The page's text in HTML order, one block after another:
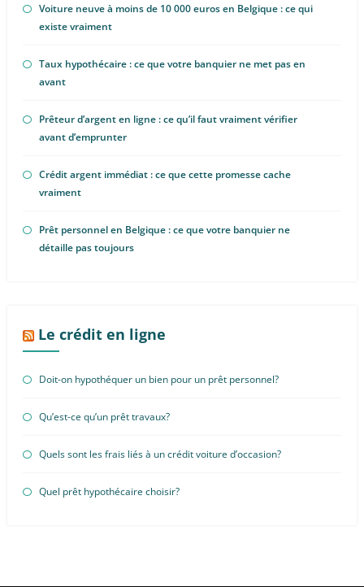
Voiture neuve à moins de 10 000 euros en Belgique : ce qui
existe vraiment
Taux hypothécaire : ce que votre banquier ne met pas en
avant
Prêteur d’argent en ligne : ce qu’il faut vraiment vérifier
avant d’emprunter
Crédit argent immédiat : ce que cette promesse cache
vraiment
Prêt personnel en Belgique : ce que votre banquier ne
détaille pas toujours
Le crédit en ligne
Doit-on hypothéquer un bien pour un prêt personnel?
Qu’est-ce qu’un prêt travaux?
Quels sont les frais liés à un crédit voiture d’occasion?
Quel prêt hypothécaire choisir?